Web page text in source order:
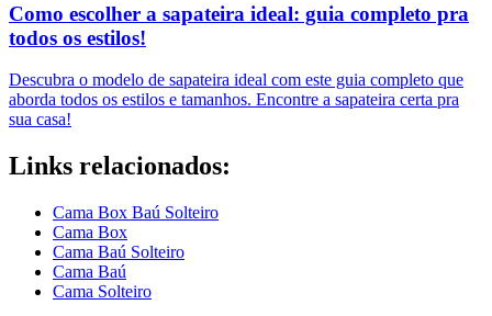
Como escolher a sapateira ideal: guia completo pra
todos os estilos!
Descubra o modelo de sapateira ideal com este guia completo que
aborda todos os estilos e tamanhos. Encontre a sapateira certa pra
sua casa!
Links relacionados:
Cama Box Baú Solteiro
Cama Box
Cama Baú Solteiro
Cama Baú
Cama Solteiro